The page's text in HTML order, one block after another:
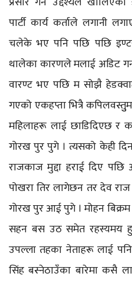
पार्टी कार्य कर्ताले लगानी
चलेके भए पनि पछि पछि
थालेका कारणले मलाई अडिट
वारण्ट भए पछि म सोझै
गएको एकहप्ता भित्रै
महिलाहरू लाई छाडिदिएछ र
गोरख पुर पुगे । त्यसको केही
राजकाज मुद्दा हराई दिए
पोखरा तिर लागेछन तर देव
गोरख पुर आई पुगे । मोहन बिक्रम
सहन बस उठ समेत रहस्यमय
उपल्ला तहका नेताहरू लाई
सिंह बस्नेठाउँका बारेमा कसै